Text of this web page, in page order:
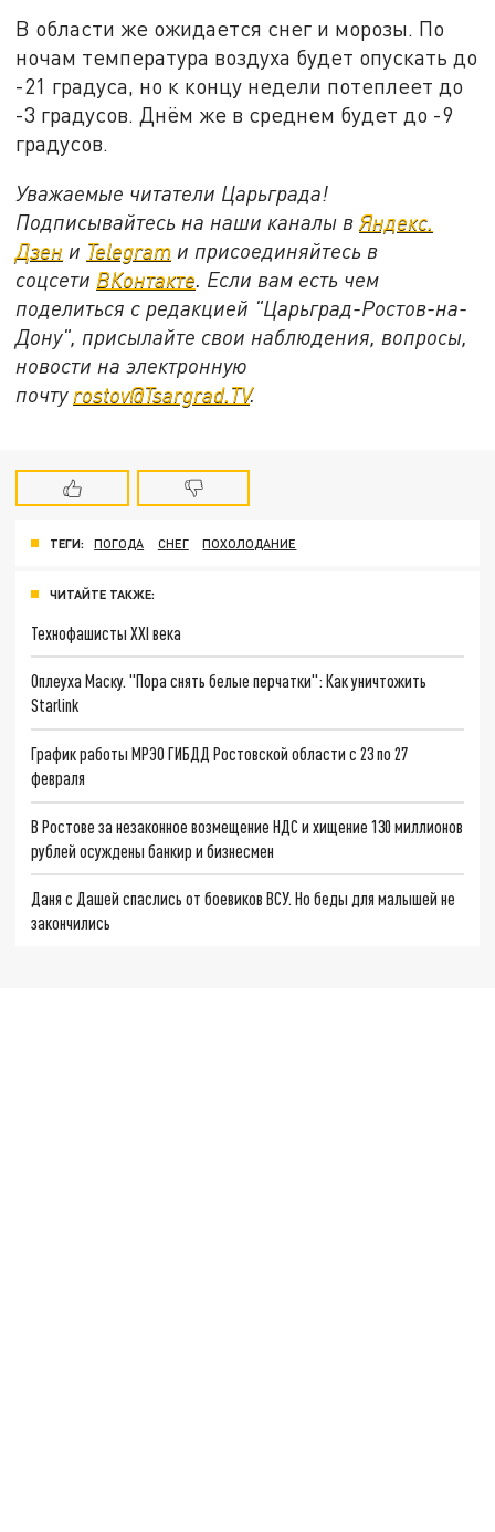
В области же ожидается снег и морозы. По
ночам температура воздуха будет опускать до
-21 градуса, но к концу недели потеплеет до
-3 градусов. Днём же в среднем будет до -9
градусов.
Уважаемые читатели Царьграда!
Подписывайтесь на наши каналы вЯндекс.
Дзен и Telegram и присоединяйтесь в
соцсети ВКонтакте. Если вам есть чем
поделиться с редакцией "Царьград-Ростов-на-
Дону", присылайте свои наблюдения, вопросы,
новости на электронную
почту rostov@Tsargrad.ТV.
ТЕГИ: ПОГОДА СНЕГ ПОХОЛОДАНИЕ
ЧИТАЙТЕ ТАКЖЕ:
Технофашисты XXI века
Оплеуха Маску. "Пора снять белые перчатки": Как уничтожить
Starlink
График работы МРЭО ГИБДД Ростовской области с 23 по 27
февраля
В Ростове за незаконное возмещение НДС и хищение 130 миллионов
рублей осуждены банкир и бизнесмен
Даня с Дашей спаслись от боевиков ВСУ. Но беды для малышей не
закончились